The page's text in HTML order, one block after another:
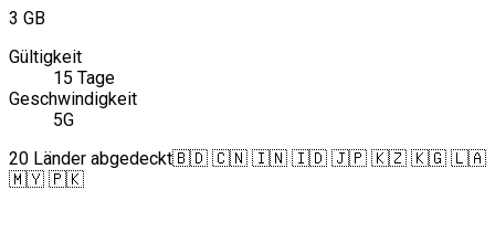
3 GB
Gültigkeit
15 Tage
Geschwindigkeit
5G
20 Länder abgedeckt🇧🇩 🇨🇳 🇮🇳 🇮🇩 🇯🇵 🇰🇿 🇰🇬 🇱🇦
🇲🇾 🇵🇰